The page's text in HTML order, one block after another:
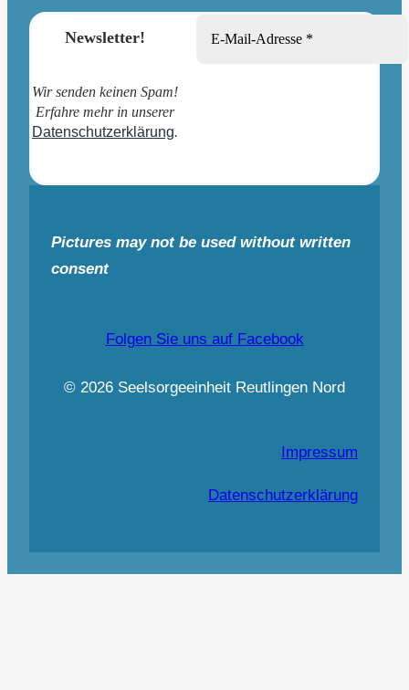
Newsletter!
Wir senden keinen Spam!
Erfahre mehr in unserer
Datenschutzerklärung.
Pictures may not be used without written
consent
Folgen Sie uns auf Facebook
© 2026 Seelsorgeeinheit Reutlingen Nord
Impressum
Datenschutzerklärung